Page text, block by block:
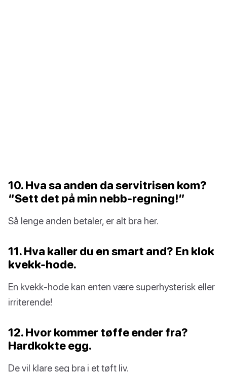
10. Hva sa anden da servitrisen kom?
“Sett det på min nebb-regning!”
Så lenge anden betaler, er alt bra her.
11. Hva kaller du en smart and? En klok
kvekk-hode.
En kvekk-hode kan enten være superhysterisk eller
irriterende!
12. Hvor kommer tøffe ender fra?
Hardkokte egg.
De vil klare seg bra i et tøft liv.